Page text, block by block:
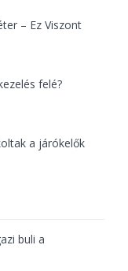
– Ez Viszont
felé?
a járókelők
buli a